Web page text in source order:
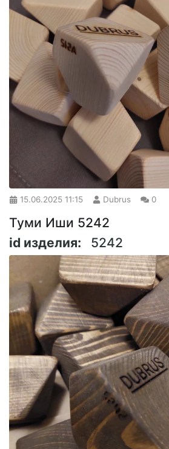
15.06.2025 11:15 Dubrus 0
Туми Иши 5242
id изделия:
5242